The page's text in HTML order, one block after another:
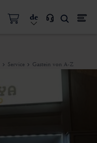
de
Service Gastein von A-Z